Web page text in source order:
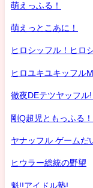
萌えっふる！
萌えっとこあに！
ヒロシッフル！ヒロ
ヒロユキユキッフル
徹夜DEテツヤッフル!
剛Q超児ともっふる！
ヤナッフル ゲームだ
ヒウラー総統の野望
魁!!アイドル塾!